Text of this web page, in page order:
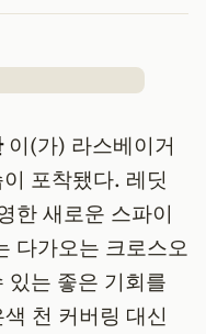
이(가) 라스베이거
포착됐다. 레딧
한 새로운 스파이
다가오는 크로스오
있는 좋은 기회를
천 커버링 대신